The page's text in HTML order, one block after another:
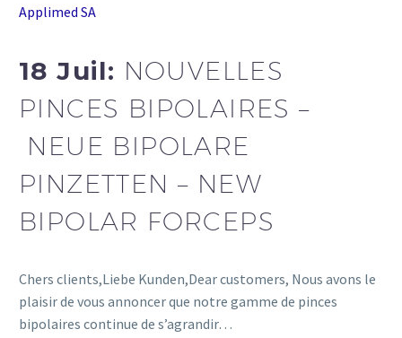
Applimed SA
18 Juil: NOUVELLES
PINCES BIPOLAIRES –
NEUE BIPOLARE
PINZETTEN – NEW
BIPOLAR FORCEPS
Chers clients,Liebe Kunden,Dear customers, Nous avons le
plaisir de vous annoncer que notre gamme de pinces
bipolaires continue de s’agrandir…